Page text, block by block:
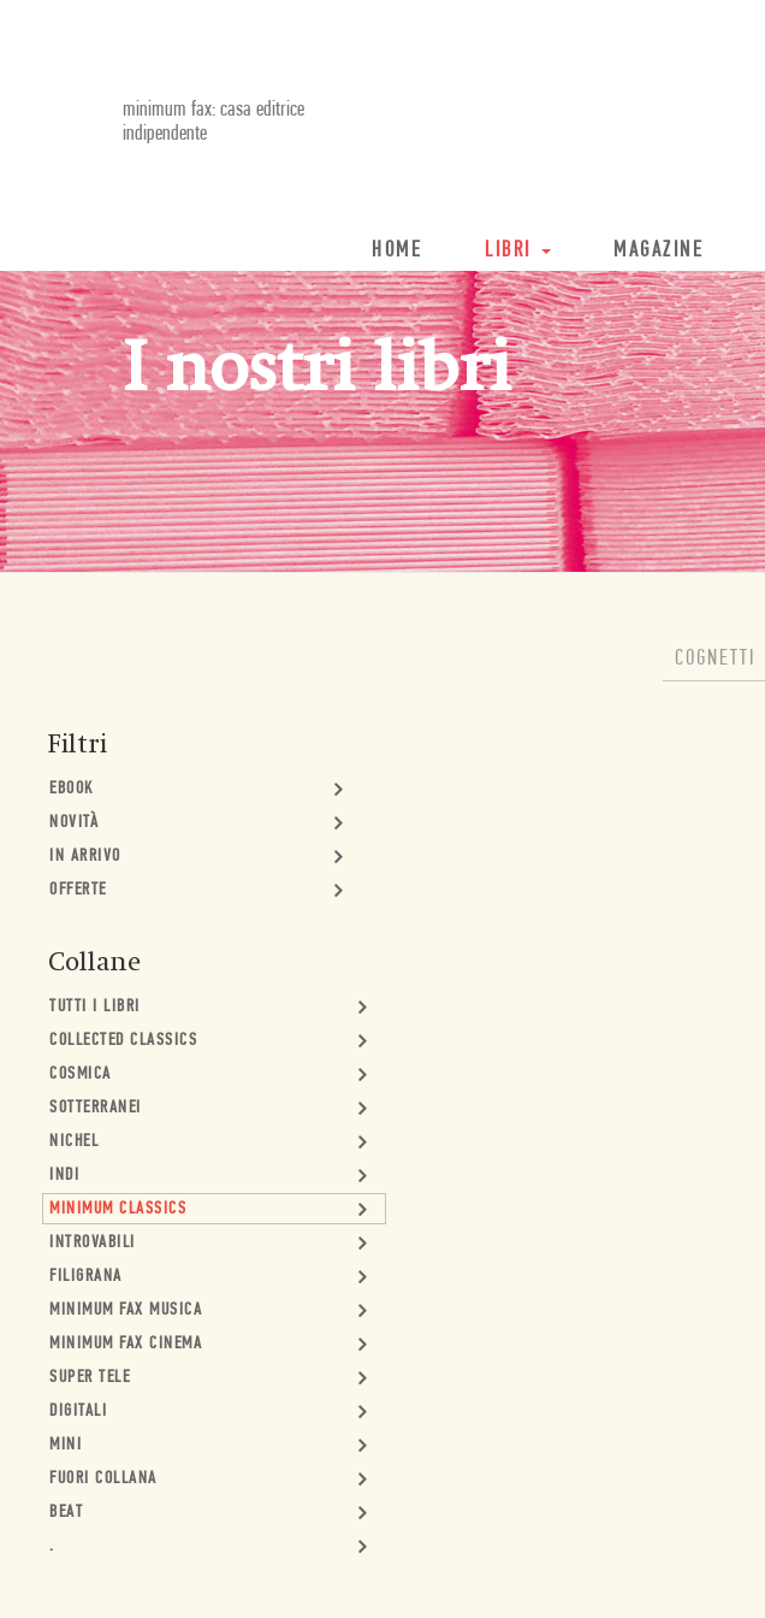
minimum fax: casa editrice
indipendente
HOME LIBRI MAGAZINE
I nostri libri
Filtri
EBOOK
NOVITÀ
IN ARRIVO
OFFERTE
Collane
TUTTI I LIBRI
COLLECTED CLASSICS
COSMICA
SOTTERRANEI
NICHEL
INDI
MINIMUM CLASSICS
INTROVABILI
FILIGRANA
MINIMUM FAX MUSICA
MINIMUM FAX CINEMA
SUPER TELE
DIGITALI
MINI
FUORI COLLANA
BEAT
.